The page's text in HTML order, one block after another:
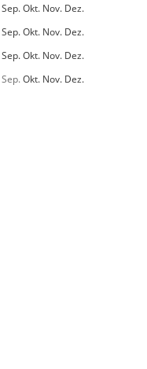
Sep.Okt. Nov. Dez.
Sep.Okt. Nov. Dez.
Sep.Okt. Nov. Dez.
Sep.Okt. Nov. Dez.